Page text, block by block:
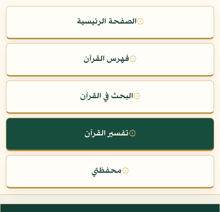
۞الصفحة الرئيسية
۞فهرس القرآن
۞البحث في القرآن
۞تفسير القرآن
۞محفظتي